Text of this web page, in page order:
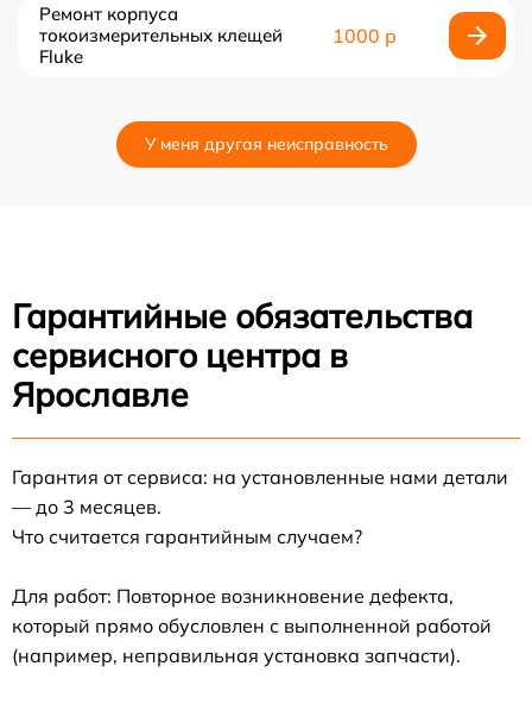
Ремонт корпуса
токоизмерительных клещей
Fluke
1000 р
У меня другая неисправность
Гарантийные обязательства
сервисного центра в
Ярославле
Гарантия от сервиса: на установленные нами детали
— до 3 месяцев.
Что считается гарантийным случаем?
Для работ: Повторное возникновение дефекта,
который прямо обусловлен с выполненной работой
(например, неправильная установка запчасти).